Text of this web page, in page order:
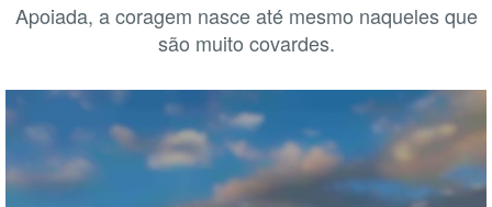
Apoiada, a coragem nasce até mesmo naqueles que
são muito covardes.